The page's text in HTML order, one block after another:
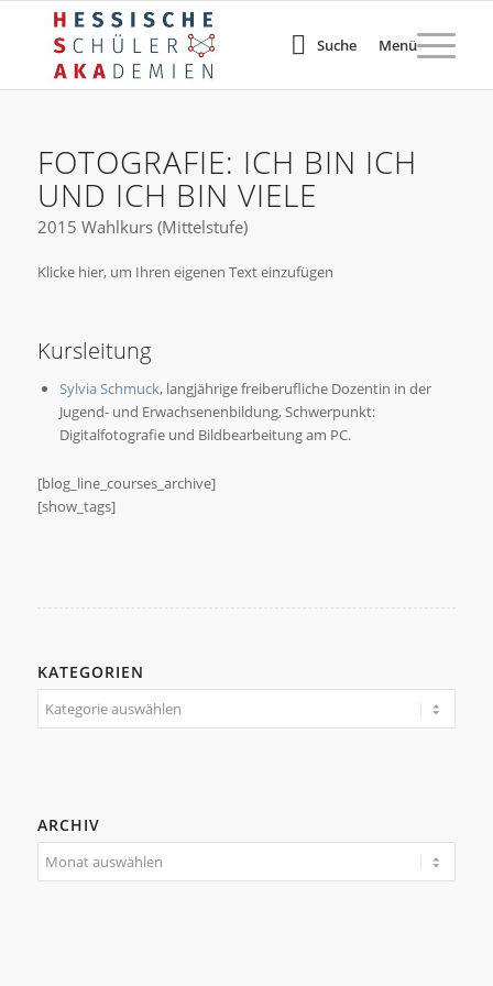
Suche Menü
FOTOGRAFIE: ICH BIN ICH
UND ICH BIN VIELE
2015 Wahlkurs (Mittelstufe)
Klicke hier, um Ihren eigenen Text einzufügen
Kursleitung
Sylvia Schmuck, langjährige freiberufliche Dozentin in der
Jugend- und Erwachsenenbildung, Schwerpunkt:
Digitalfotografie und Bildbearbeitung am PC.
[blog_line_courses_archive]
[show_tags]
KATEGORIEN
Kategorien
ARCHIV